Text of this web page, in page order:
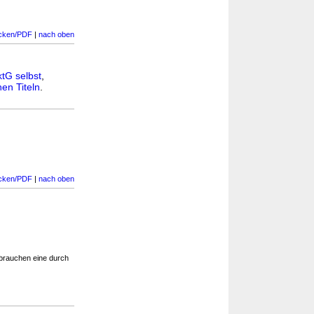
PDF | nach oben
selbst
Titeln
PDF | nach oben
eine durch